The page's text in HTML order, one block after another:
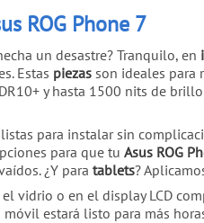
ROG Phone 7
un desastre? Tranquilo, en
Estas piezas son ideales para
y hasta 1500 nits de
para instalar sin
para que tu Asus ROG
¿Y para tablets?
vidrio o en el display LCD
estará listo para más